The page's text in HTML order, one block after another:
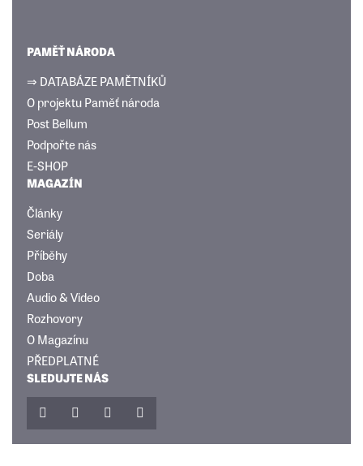
PAMĚŤ NÁRODA
⇒ DATABÁZE PAMĚTNÍKŮ
O projektu Paměť národa
Post Bellum
Podpořte nás
E-SHOP
MAGAZÍN
Články
Seriály
Příběhy
Doba
Audio & Video
Rozhovory
O Magazínu
PŘEDPLATNÉ
SLEDUJTE NÁS